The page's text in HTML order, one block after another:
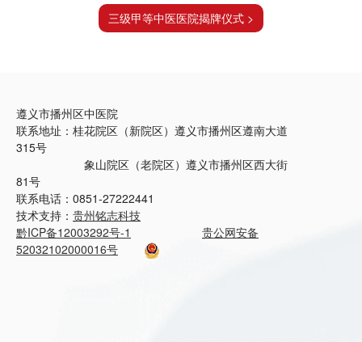
三级甲等中医医院揭牌仪式 >
遵义市播州区中医院
联系地址：桂花院区（新院区）遵义市播州区遵南大道
315号
象山院区（老院区）遵义市播州区西大街
81号
联系电话：0851-27222441
技术支持： 贵州铭志科技
黔ICP备12003292号-1
贵公网安备
52032102000016号